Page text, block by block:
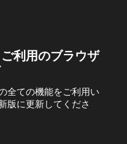
利用のブラウザ
全ての機能をご利用い
版に更新してくださ